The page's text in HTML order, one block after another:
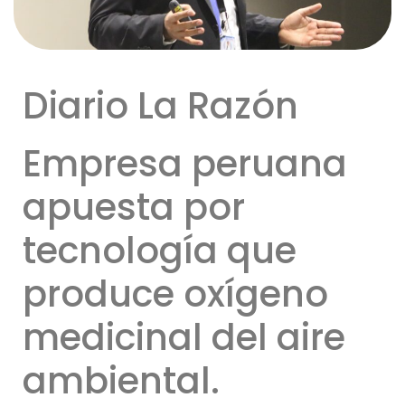
Diario La Razón
Empresa peruana
apuesta por
tecnología que
produce oxígeno
medicinal del aire
ambiental.